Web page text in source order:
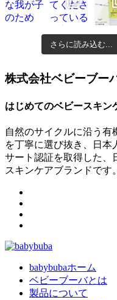
さらに読み込む...
株式会社ベビーブー
はじめてのベビースキン
自然のサイクルに沿う有
を丁寧に選び抜き、日本
サート認証を取得した、
スキンケアブランドです。
babybubaホーム
ベビーブーバとは
製品について